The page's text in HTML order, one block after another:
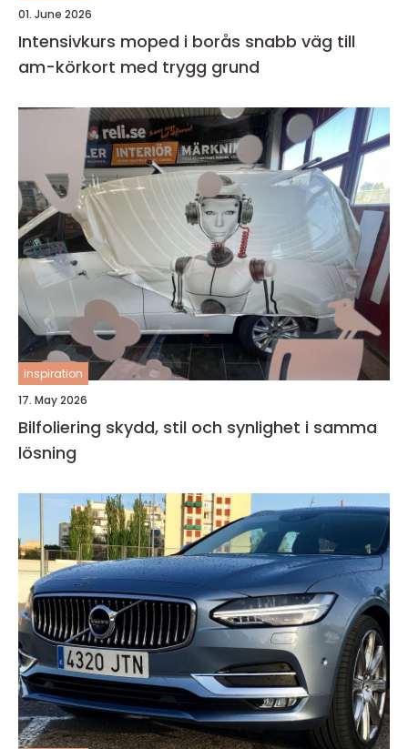
01. June 2026
Intensivkurs moped i borås snabb väg till
am-körkort med trygg grund
inspiration
17. May 2026
Bilfoliering skydd, stil och synlighet i samma
lösning